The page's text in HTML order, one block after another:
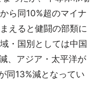
ら同10%超のマイナ
えると健闘の部類に
・国別としては中国
、アジア・太平洋が
同13%減となってい